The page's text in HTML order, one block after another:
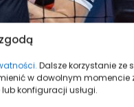
Dalsze korzystanie
w dowolnym
konfiguracji usługi.